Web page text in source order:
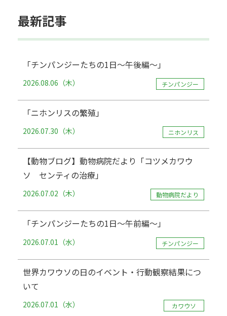
最新記事
「チンパンジーたちの1日～午後編～」
2026.08.06（木） チンパンジー
「ニホンリスの繁殖」
2026.07.30（木） ニホンリス
【動物ブログ】動物病院だより「コツメカワウ
ソ センティの治療」
2026.07.02（木） 動物病院だより
「チンパンジーたちの1日～午前編～」
2026.07.01（水） チンパンジー
世界カワウソの日のイベント・行動観察結果につ
いて
2026.07.01（水） カワウソ